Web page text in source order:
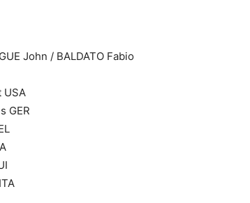
John / BALDATO Fabio
USA
GER